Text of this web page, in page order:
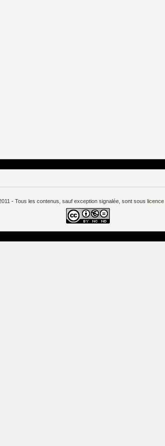
- Tous les contenus, sauf exception signalée, sont sous licence